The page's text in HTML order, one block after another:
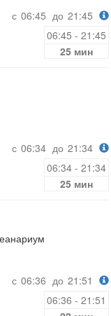
с 06:45 до 21:45
06:45 - 21:45
25 мин
с 06:34 до 21:34
06:34 - 21:34
25 мин
с 06:36 до 21:51
06:36 - 21:51